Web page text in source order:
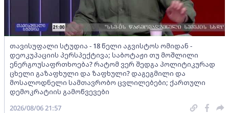
თავისუფალი სტუდია - 18 წელი აგვისტოს ომიდან -
დეოკუპაციის პერსპექტივა; საბოტაჟი თუ მოშლილი
ენერგოუსაფრთხოება? რატომ ვერ შედგა პოლიტიკურად
ცხელი გაზაფხული და ზაფხული? დაგეგმილი და
მოსალოდნელი სამთავრობო ცვლილებები; ქართული
დემოკრატიის გამოწვევები
2026/08/06 21:57